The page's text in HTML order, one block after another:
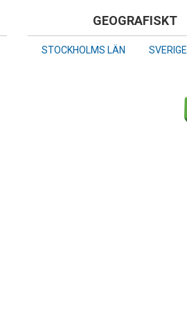
GEOGRAFISKT
STOCKHOLMS LÄN SVERIGE